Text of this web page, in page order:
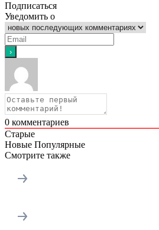
Подписаться
Уведомить о
0 комментариев
Старые
Новые Популярные
Смотрите также